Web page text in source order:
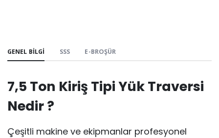
GENEL BILGI SSS E-BROŞÜR
7,5 Ton Kiriş Tipi Yük Traversi
Nedir ?
Çeşitli makine ve ekipmanlar profesyonel